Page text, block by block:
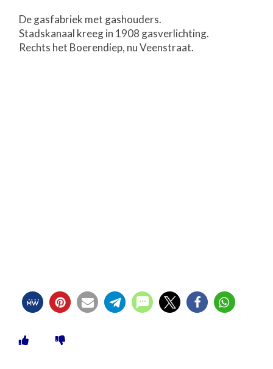
De gasfabriek met gashouders.
Stadskanaal kreeg in 1908 gasverlichting.
Rechts het Boerendiep, nu Veenstraat.